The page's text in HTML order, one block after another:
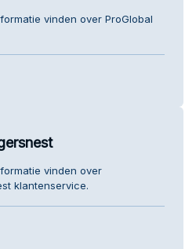
vinden over ProGlobal
vinden over
klantenservice.